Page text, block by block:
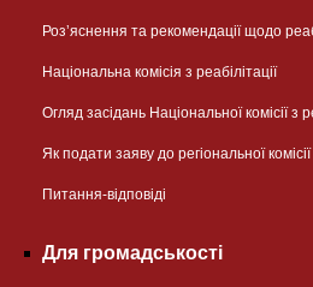
Розʼяснення та рекомендації щодо
Національна комісія з реабілітації
Огляд засідань Національної комісії з
Як подати заяву до регіональної комісії
Питання-відповіді
Для громадськості